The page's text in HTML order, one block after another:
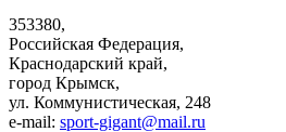
353380,
Российская Федерация,
Краснодарский край,
город Крымск,
ул. Коммунистическая, 248
e-mail: sport-gigant@mail.ru